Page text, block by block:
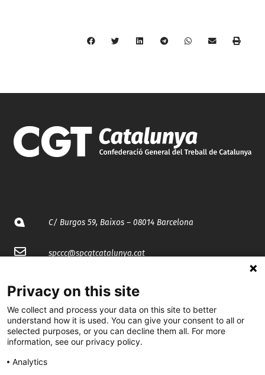
C/ Burgos 59, Baixos – 08014 Barcelona
spccc@spcgtcatalunya.cat
@CGTCatalunya
cgtcatalunya
CGTCatalunya
Privacy on this site
We collect and process your data on this site to better
understand how it is used. You can give your consent to all or
selected purposes, or you can decline them all. For more
information, see our privacy policy.
Analytics